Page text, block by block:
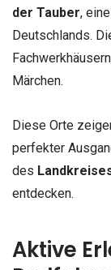
der Tauber,
Deutschlands.
Märchen.
Diese Orte
perfekter
des
entdecken.
Aktive